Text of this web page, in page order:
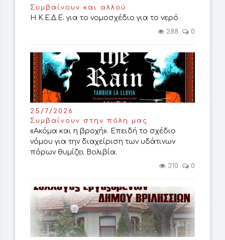
Συμβαίνουν και αλλού
Η Κ.Ε.Δ.Ε. για το νομοσχέδιο για το νερό
288 0
25/7/2026
Συμβαίνουν στην πόλη μας
«Ακόμα και η βροχή». Επειδή το σχέδιο
νόμου για την διαχείριση των υδάτινων
πόρων θυμίζει Βολιβία.
310 0